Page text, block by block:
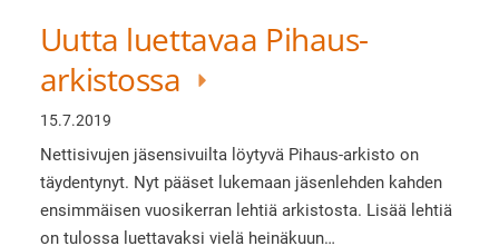
Uutta luettavaa Pihaus-
arkistossa
15.7.2019
Nettisivujen jäsensivuilta löytyvä Pihaus-arkisto on
täydentynyt. Nyt pääset lukemaan jäsenlehden kahden
ensimmäisen vuosikerran lehtiä arkistosta. Lisää lehtiä
on tulossa luettavaksi vielä heinäkuun…